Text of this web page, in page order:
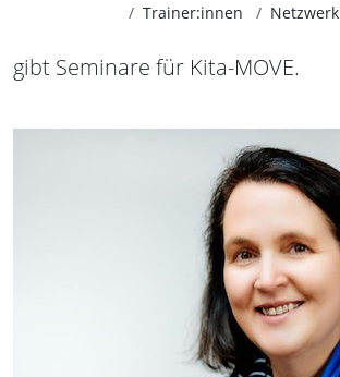
Trainer:innen Netzwerk
gibt Seminare für Kita-MOVE.